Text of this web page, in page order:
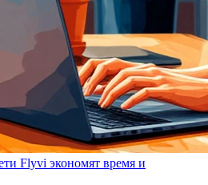
Flyvi экономят время и